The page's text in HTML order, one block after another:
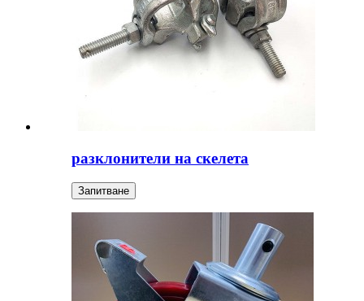
разклонители на скелета
Запитване